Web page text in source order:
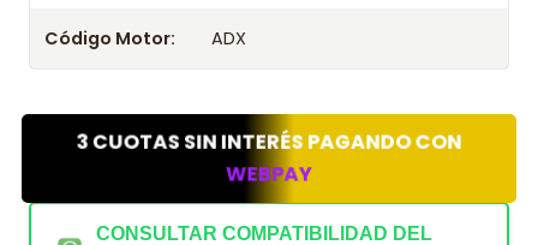
Código Motor: ADX
3 CUOTAS SIN INTERÉS PAGANDO CON
WEBPAY
CONSULTAR COMPATIBILIDAD DEL